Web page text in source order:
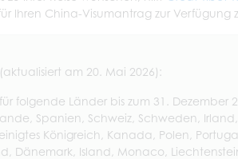
Ihren China-Visumantrag zur Verfügung
(aktualisiert am 20. Mai 2026):
folgende Länder bis zum 31. Dezember
Spanien, Schweiz, Schweden, Irland,
Königreich, Kanada, Polen,
Dänemark, Island, Monaco,